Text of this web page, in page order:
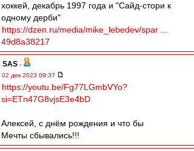
хоккей, декабрь 1997 года и "Сайд-стори к
одному дерби"
https://dzen.ru/media/mike_lebedev/spar ...
49d8a38217
SAS -
02 дек 2023 09:37
https://youtu.be/Fg77LGmbVYo?
si=ETn47G8vjsE3e4bD
Алексей, с днём рождения и что бы
Мечты сбывались!!!